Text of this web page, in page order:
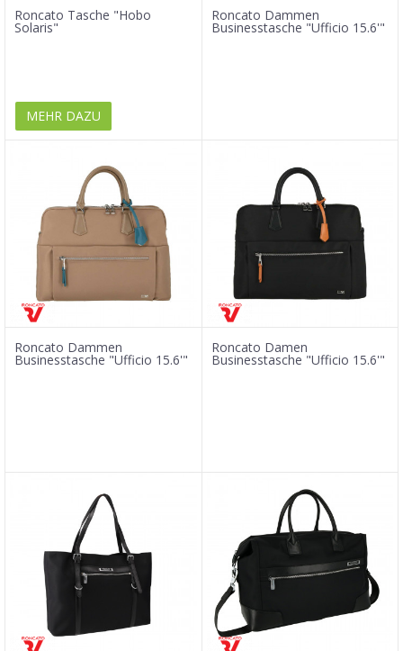
Roncato Tasche "Hobo
Solaris"
MEHR DAZU
Roncato Dammen
Businesstasche "Ufficio 15.6'"
Roncato Dammen
Businesstasche "Ufficio 15.6'"
Roncato Damen
Businesstasche "Ufficio 15.6'"